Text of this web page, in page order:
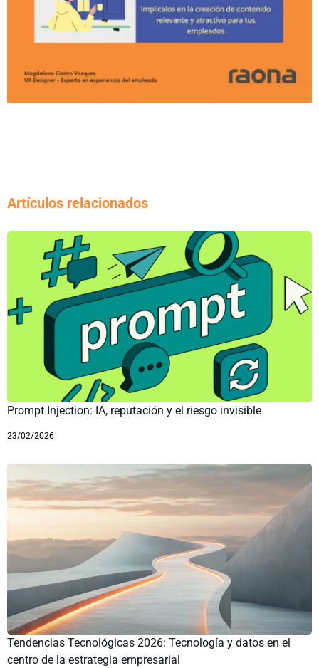
Artículos relacionados
Prompt Injection: IA, reputación y el riesgo invisible
23/02/2026
Tendencias Tecnológicas 2026: Tecnología y datos en el
centro de la estrategia empresarial